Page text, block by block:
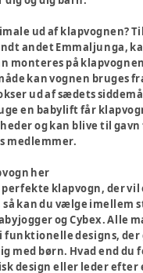
ud af klapvognen?
andet Emmaljunga,
monteres på
kan vognen bruges
ud af sædets
en babylift får
og kan blive til
medlemmer.
her
klapvogn, der vil
så kan du vælge imellem
og Cybex. Alle
funktionelle designs,
med børn. Hvad end
design eller leder efter